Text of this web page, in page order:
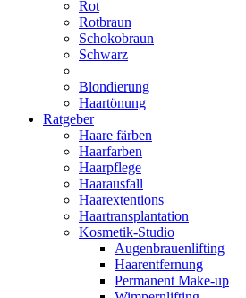
Rot
Rotbraun
Schokobraun
Schwarz
Blondierung
Haartönung
Ratgeber
Haare färben
Haarfarben
Haarpflege
Haarausfall
Haarextentions
Haartransplantation
Kosmetik-Studio
Augenbrauenlifting
Haarentfernung
Permanent Make-up